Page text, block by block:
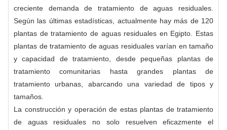
creciente demanda de tratamiento de aguas residuales.
Según las últimas estadísticas, actualmente hay más de 120
plantas de tratamiento de aguas residuales en Egipto. Estas
plantas de tratamiento de aguas residuales varían en tamaño
y capacidad de tratamiento, desde pequeñas plantas de
tratamiento comunitarias hasta grandes plantas de
tratamiento urbanas, abarcando una variedad de tipos y
tamaños.
La construcción y operación de estas plantas de tratamiento
de aguas residuales no solo resuelven eficazmente el